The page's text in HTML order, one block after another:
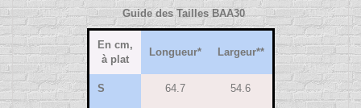
Guide des Tailles BAA30
En cm,
à plat
Longueur* Largeur**
S 64.7 54.6